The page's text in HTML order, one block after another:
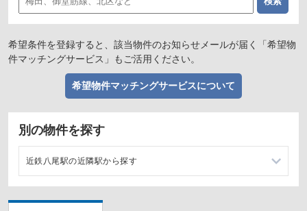
希望条件を登録すると、該当物件のお知らせメールが届く「希望物
件マッチングサービス」もご活用ください。
希望物件マッチングサービスについて
別の物件を探す
近鉄八尾駅の近隣駅から探す